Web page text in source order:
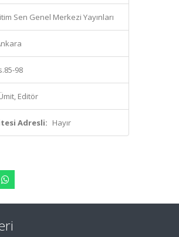
Sen Genel Merkezi Yayınları
98
Editör
Adresli: Hayır